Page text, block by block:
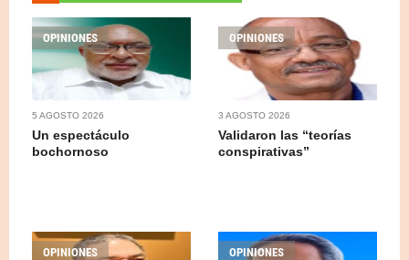
OPINIONES
5 AGOSTO 2026
Un espectáculo
bochornoso
OPINIONES
3 AGOSTO 2026
Validaron las “teorías
conspirativas”
OPINIONES OPINIONES